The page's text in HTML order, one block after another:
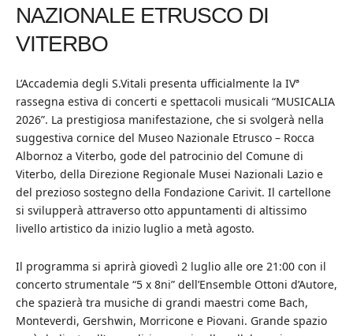
NAZIONALE ETRUSCO DI
VITERBO
L’Accademia degli S.Vitali presenta ufficialmente la IVª
rassegna estiva di concerti e spettacoli musicali “MUSICALIA
2026”. La prestigiosa manifestazione, che si svolgerà nella
suggestiva cornice del Museo Nazionale Etrusco – Rocca
Albornoz a Viterbo, gode del patrocinio del Comune di
Viterbo, della Direzione Regionale Musei Nazionali Lazio e
del prezioso sostegno della Fondazione Carivit. Il cartellone
si svilupperà attraverso otto appuntamenti di altissimo
livello artistico da inizio luglio a metà agosto.
Il programma si aprirà giovedì 2 luglio alle ore 21:00 con il
concerto strumentale “5 x 8ni” dell’Ensemble Ottoni d’Autore,
che spazierà tra musiche di grandi maestri come Bach,
Monteverdi, Gershwin, Morricone e Piovani. Grande spazio